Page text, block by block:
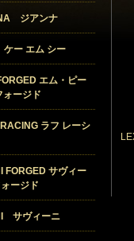
ジアンナ
ー エム シー
エム・ピー
ォージド
ラフ レーシ
FORGED サヴィー
ージド
サヴィーニ